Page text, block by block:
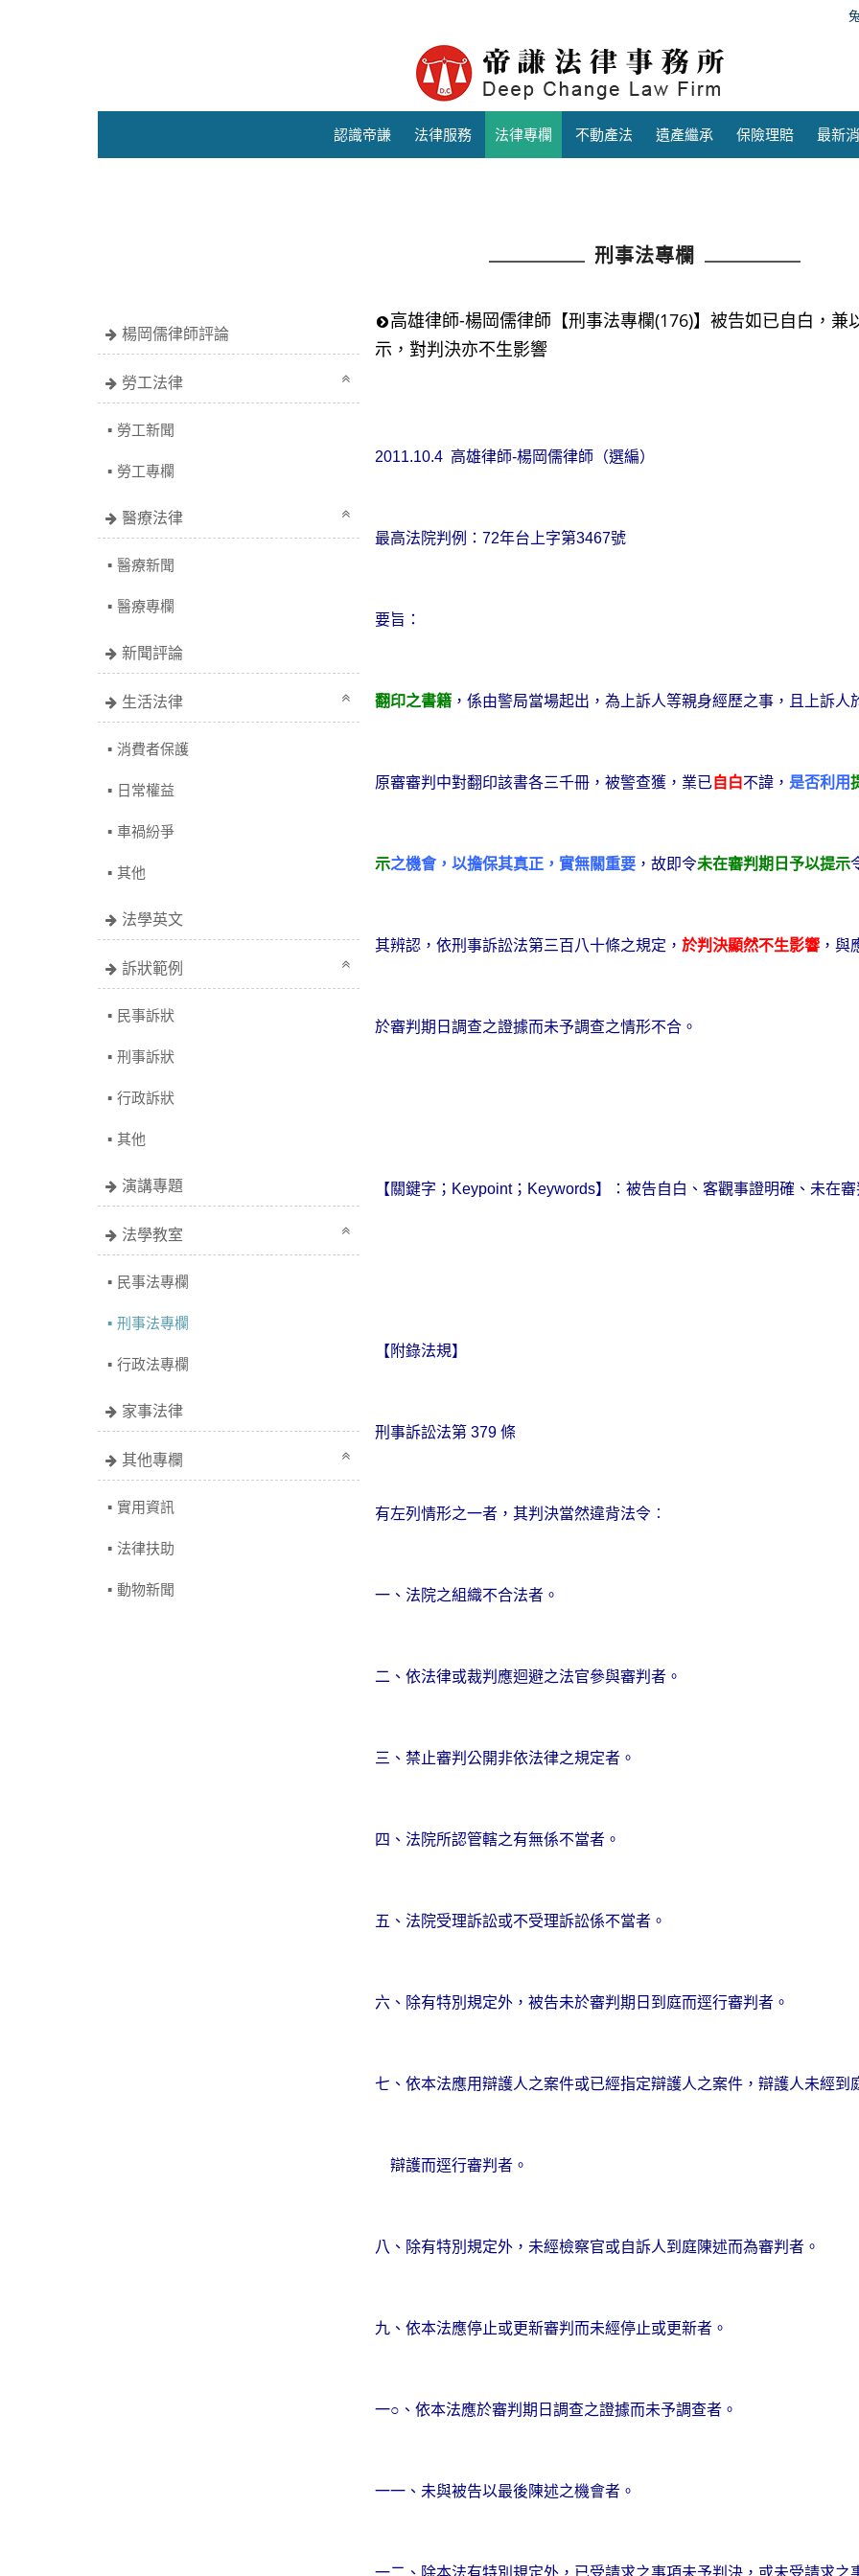
認識帝謙 法律服務 法律專欄 不動產法 遺產繼承 保險理賠 最新
刑事法專欄
楊岡儒律師評論
勞工法律
勞工新聞
勞工專欄
醫療法律
醫療新聞
醫療專欄
新聞評論
生活法律
消費者保護
日常權益
車禍紛爭
其他
法學英文
訴狀範例
民事訴狀
刑事訴狀
行政訴狀
其他
演講專題
法學教室
民事法專欄
刑事法專欄
行政法專欄
家事法律
其他專欄
實用資訊
法律扶助
動物新聞
高雄律師-楊岡儒律師【刑事法專欄(176)】被告如已自白，
示，對判決亦不生影響
2011.10.4 高雄律師-楊岡儒律師（選編）
最高法院判例：72年台上字第3467號
要旨：
翻印之書籍 ，係由警局當場起出，為上訴人等親身經歷之事，且上訴人
原審審判中對翻印該書各三千冊，被警查獲，業已自白不諱， 是否利用
示之機會，以擔保其真正，實無關重要 ，故即令未在審判期日予以提示
其辨認，依刑事訴訟法第三百八十條之規定，於判決顯然不生影響 ，與
於審判期日調查之證據而未予調查之情形不合。
【關鍵字； Keypoint； Keywords】：被告自白、客觀事證明確、未在
【附錄法規】
刑事訴訟法第 379條
有左列情形之一者，其判決當然違背法令︰
一、法院之組織不合法者。
二、依法律或裁判應迴避之法官參與審判者。
三、禁止審判公開非依法律之規定者。
四、法院所認管轄之有無係不當者。
五、法院受理訴訟或不受理訴訟係不當者。
六、除有特別規定外，被告未於審判期日到庭而逕行審判者。
七、依本法應用辯護人之案件或已經指定辯護人之案件，辯護人未經到
辯護而逕行審判者。
八、除有特別規定外，未經檢察官或自訴人到庭陳述而為審判者。
九、依本法應停止或更新審判而未經停止或更新者。
一○、依本法應於審判期日調查之證據而未予調查者。
一一、未與被告以最後陳述之機會者。
一二、除本法有特別規定外，已受請求之事項未予判決，或未受請求之